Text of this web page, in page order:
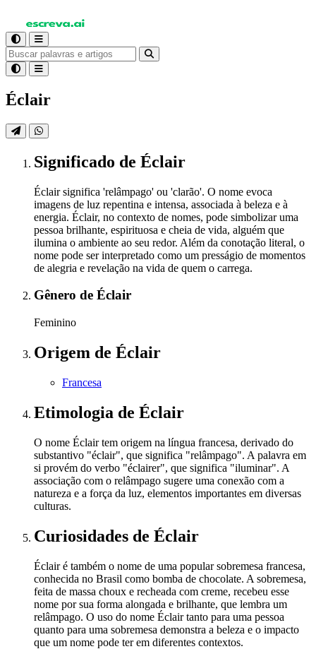
Éclair
Significado de Éclair
Éclair significa 'relâmpago' ou 'clarão'. O nome evoca
imagens de luz repentina e intensa, associada à beleza e à
energia. Éclair, no contexto de nomes, pode simbolizar uma
pessoa brilhante, espirituosa e cheia de vida, alguém que
ilumina o ambiente ao seu redor. Além da conotação literal, o
nome pode ser interpretado como um presságio de momentos
de alegria e revelação na vida de quem o carrega.
Gênero de Éclair
Feminino
Origem de Éclair
Francesa
Etimologia de Éclair
O nome Éclair tem origem na língua francesa, derivado do
substantivo "éclair", que significa "relâmpago". A palavra em
si provém do verbo "éclairer", que significa "iluminar". A
associação com o relâmpago sugere uma conexão com a
natureza e a força da luz, elementos importantes em diversas
culturas.
Curiosidades de Éclair
Éclair é também o nome de uma popular sobremesa francesa,
conhecida no Brasil como bomba de chocolate. A sobremesa,
feita de massa choux e recheada com creme, recebeu esse
nome por sua forma alongada e brilhante, que lembra um
relâmpago. O uso do nome Éclair tanto para uma pessoa
quanto para uma sobremesa demonstra a beleza e o impacto
que um nome pode ter em diferentes contextos.